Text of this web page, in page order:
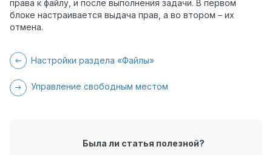
права к файлу, и после выполнения задачи. В первом
блоке настраивается выдача прав, а во втором – их
отмена.
Настройки раздела «Файлы»
Управление свободным местом
Была ли статья полезной?